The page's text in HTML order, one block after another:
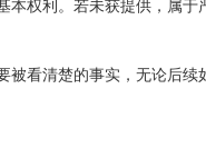
权利。若未获提供，属于
看清楚的事实，无论后续